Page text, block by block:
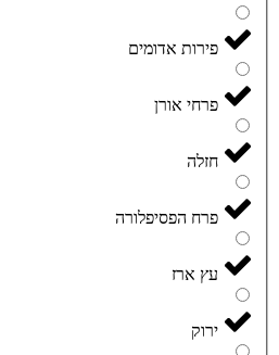
פירות אדומים
פרחי אורן
חזלה
פרח הפסיפלורה
עץ ארז
ירוק